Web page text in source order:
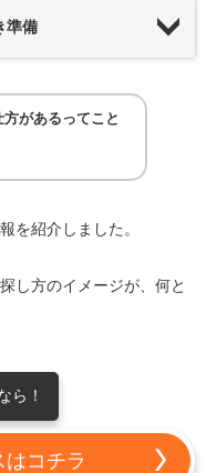
準備
があるってこと
を紹介しました。
し方のイメージが、何と
ら！
コチラ